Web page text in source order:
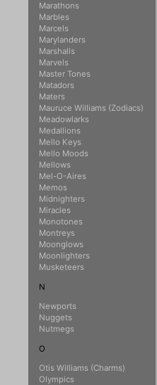
Marathons
Marbles
Marcels
Marylanders
Marshalls
Marvels
Master Tones
Matadors
Maters
Mauruce Williams (Zodiacs)
Meadowlarks
Medallions
Mello Keys
Mello Moods
Mellows
Mel-O-Aires
Memos
Midnighters
Miracles
Monotones
Montreys
Moonglows
Moonlighters
Musketeers
N
Newports
Nuggets
Nutmegs
O
Otis Williams (Charms)
Olympics